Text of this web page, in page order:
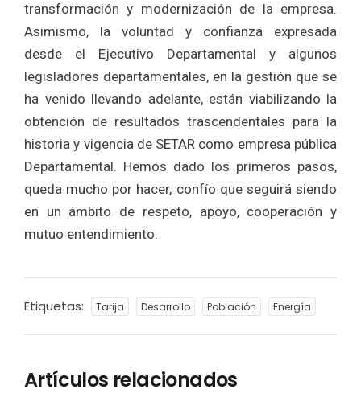
transformación y modernización de la empresa.
Asimismo, la voluntad y confianza expresada
desde el Ejecutivo Departamental y algunos
legisladores departamentales, en la gestión que se
ha venido llevando adelante, están viabilizando la
obtención de resultados trascendentales para la
historia y vigencia de SETAR como empresa pública
Departamental. Hemos dado los primeros pasos,
queda mucho por hacer, confío que seguirá siendo
en un ámbito de respeto, apoyo, cooperación y
mutuo entendimiento.
Etiquetas: Tarija Desarrollo Población Energía
Artículos relacionados